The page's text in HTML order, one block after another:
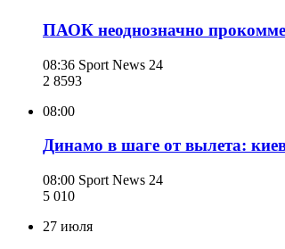
ПАОК неоднозначно
08:36 Sport News 24
2 8593
08:00
Динамо в шаге от вылета:
08:00 Sport News 24
5 010
27 июля